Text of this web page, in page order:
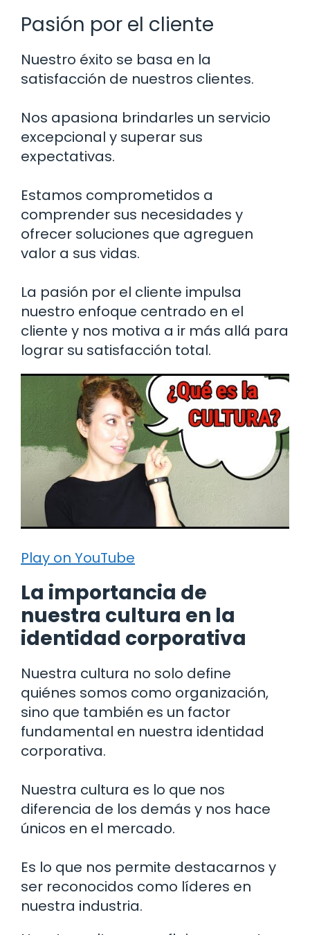
Pasión por el cliente
Nuestro éxito se basa en la
satisfacción de nuestros clientes.
Nos apasiona brindarles un servicio
excepcional y superar sus
expectativas.
Estamos comprometidos a
comprender sus necesidades y
ofrecer soluciones que agreguen
valor a sus vidas.
La pasión por el cliente impulsa
nuestro enfoque centrado en el
cliente y nos motiva a ir más allá para
lograr su satisfacción total.
Play on YouTube
La importancia de
nuestra cultura en la
identidad corporativa
Nuestra cultura no solo define
quiénes somos como organización,
sino que también es un factor
fundamental en nuestra identidad
corporativa.
Nuestra cultura es lo que nos
diferencia de los demás y nos hace
únicos en el mercado.
Es lo que nos permite destacarnos y
ser reconocidos como líderes en
nuestra industria.